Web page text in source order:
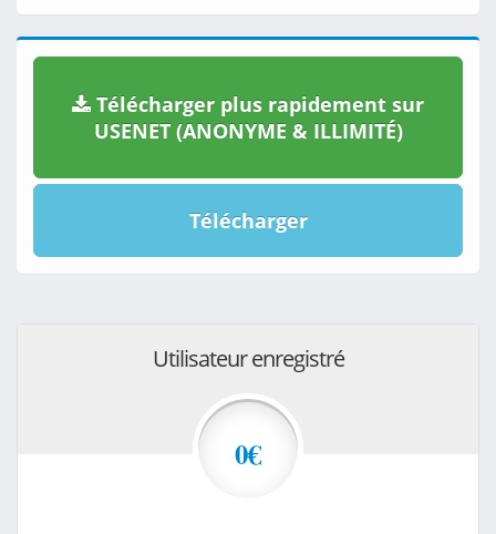
Télécharger plus rapidement sur
USENET (ANONYME & ILLIMITÉ)
Télécharger
Utilisateur enregistré
0€